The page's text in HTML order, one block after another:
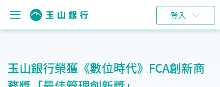
登入
玉山銀行榮獲《數位時代》FCA創新商